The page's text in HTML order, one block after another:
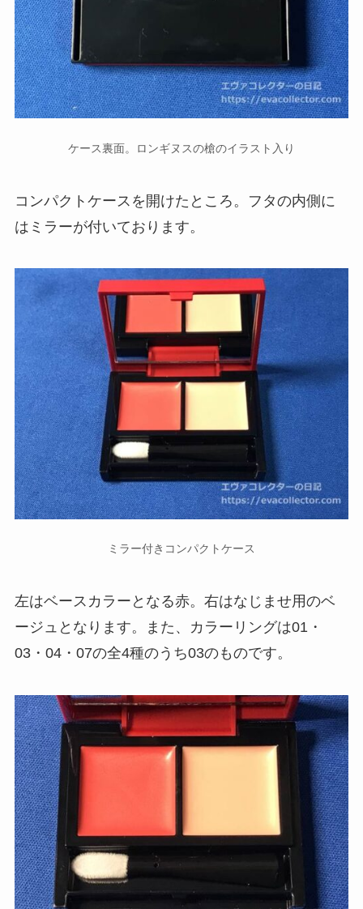
ケース裏面。ロンギヌスの槍のイラスト入り
コンパクトケースを開けたところ。フタの内側に
はミラーが付いております。
ミラー付きコンパクトケース
左はベースカラーとなる赤。右はなじませ用のベ
ージュとなります。また、カラーリングは01・
03・04・07の全4種のうち03のものです。